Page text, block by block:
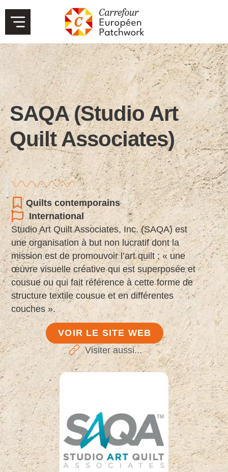
SAQA (Studio Art
Quilt Associates)
Quilts contemporains
International
Studio Art Quilt Associates, Inc. (SAQA) est
une organisation à but non lucratif dont la
mission est de promouvoir l’art quilt : « une
œuvre visuelle créative qui est superposée et
cousue ou qui fait référence à cette forme de
structure textile cousue et en différentes
couches ».
VOIR LE SITE WEB
Visiter aussi...